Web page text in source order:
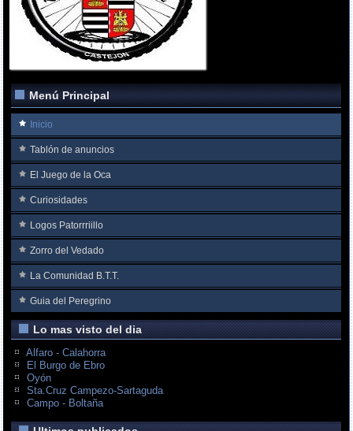
Menú Principal
Inicio
Tablón de anuncios
El Juego de la Oca
Curiosidades
Logos Patorrriillo
Zorro del Vedado
La Comunidad B.T.T.
Guia del Peregrino
Lo mas visto del dia
Alfaro - Calahorra
El Burgo de Ebro
Oyón
Sta.Cruz Campezo-Sartaguda
Campo - Boltaña